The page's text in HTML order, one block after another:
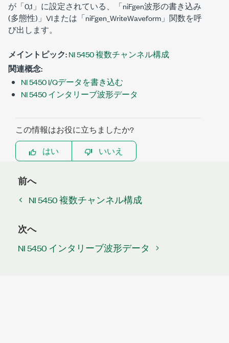
が「0,1」に設定されている、「niFgen波形の書き込み
(多態性)」VIまたは「niFgen_WriteWaveform」関数を呼
び出します。
メイントピック:NI 5450 複数チャンネル構成
関連概念:
NI 5450 I/Qデータを書き込む
NI 5450 インタリーブ波形データ
この情報はお役に立ちましたか?
はい
いいえ
前へ
NI 5450 複数チャンネル構成
次へ
NI 5450 インタリーブ波形データ